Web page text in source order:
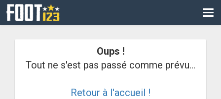
CM
Oups !
Tout ne s'est pas passé comme prévu...
Retour à l'accueil !